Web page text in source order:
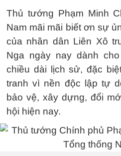
Thủ tướng Phạm Minh
Nam mãi mãi biết ơn sự
của nhân dân Liên Xô
Nga ngày nay dành
chiều dài lịch sử, đặc
tranh vì nền độc lập tự
bảo vệ, xây dựng, đổi
hội hiện nay.